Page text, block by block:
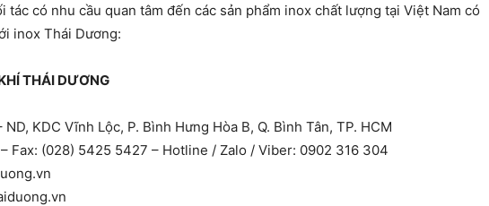
tác có nhu cầu quan tâm đến các sản phẩm inox chất lượng tại Việt Nam có
inox Thái Dương:
THÁI DƯƠNG
KDC Vĩnh Lộc, P. Bình Hưng Hòa B, Q. Bình Tân, TP. HCM
Fax: (028) 5425 5427 – Hotline / Zalo / Viber: 0902 316 304